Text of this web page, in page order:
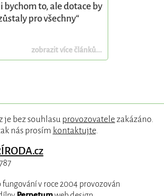
bychom to, ale dotace by
pro všechny“
zobrazit více článků...
je bez souhlasu provozovatele zakázáno.
nás prosím kontaktujte.
v roce 2004 provozován